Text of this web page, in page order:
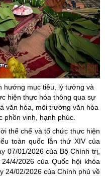
hướng mục tiêu, lý tưởng và
hiện thực hóa thông qua sự
văn hóa, môi trường văn hóa
vinh, hạnh phúc.
thể chế và tổ chức thực hiện
toàn quốc lần thứ XIV của
07/01/2026 của Bộ Chính trị,
4/2026 của Quốc hội khóa
24/02/2026 của Chính phủ về